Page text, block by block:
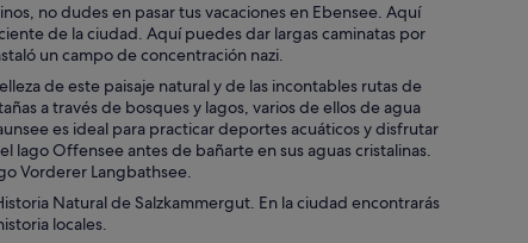
no dudes en pasar tus vacaciones en Ebensee. Aquí
de la ciudad. Aquí puedes dar largas caminatas por
un campo de concentración nazi.
de este paisaje natural y de las incontables rutas de
a través de bosques y lagos, varios de ellos de agua
es ideal para practicar deportes acuáticos y disfrutar
Offensee antes de bañarte en sus aguas cristalinas.
Vorderer Langbathsee.
Natural de Salzkammergut. En la ciudad encontrarás
locales.